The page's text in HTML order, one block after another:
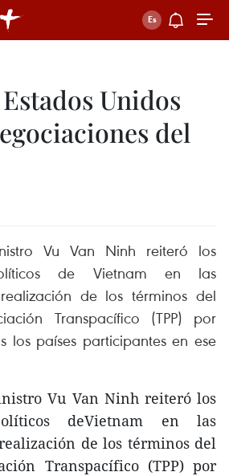
Unidos
del
Vu Van Ninh reiteró los
de Vietnam en las
de los términos del
Transpacífico (TPP) por
los países participantes en ese
Vu Van Ninh reiteró los
deVietnam en las
de los términos del
Transpacífico (TPP) por